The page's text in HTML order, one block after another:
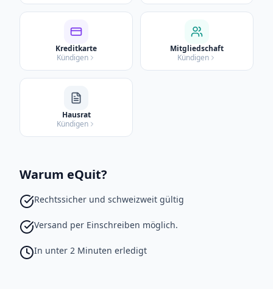
Kreditkarte
Kündigen
Mitgliedschaft
Kündigen
Hausrat
Kündigen
Warum eQuit?
Rechtssicher und schweizweit gültig
Versand per Einschreiben möglich.
In unter 2 Minuten erledigt